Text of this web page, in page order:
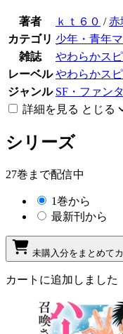
著者 ｋｔ６０ /赤
カテゴリ 少年・青年
雑誌
やわらかス
レーベル やわらかス
ジャンル SF・ファン
詳細を見る とじる
シリーズ
27巻まで配信中
1巻から
最新刊から
未購入分をまとめて
カートに追加しました